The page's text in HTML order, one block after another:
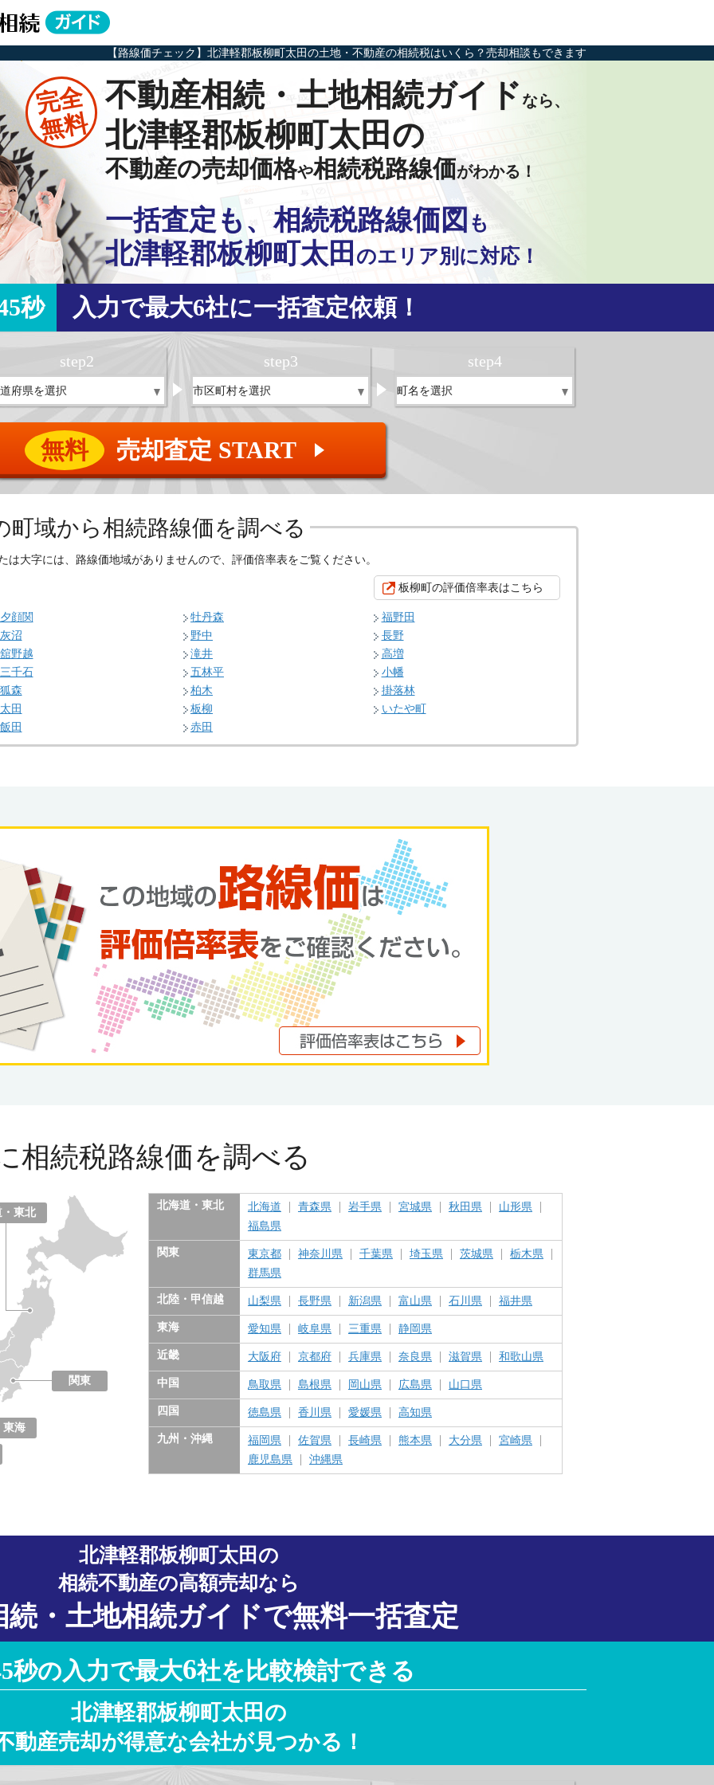
【路線価チェック】北津軽郡板柳町太田の土地・不動産の相続税はいくら？売却相談もできます
完全
無料
不動産相続・土地相続ガイドなら、
北津軽郡板柳町太田の
不動産の売却価格や相続税路線価がわかる！
一括査定も、相続税路線価図 も
北津軽郡板柳町太田 のエリア別に対応！
秒 入力で最大6社に一括査定依頼！
step2 step3 step4
無料 売却査定 START ▲
町域から相続路線価を調べる
は大字には、路線価地域がありませんので、評価倍率表をご覧ください。
板柳町の評価倍率表はこちら
夕顔関 牡丹森
福野田
灰沼
野中
長野
舘野越
滝井
高増
三千石
五林平
小幡
狐森
柏木
掛落林
太田
板柳
いたや町
飯田
赤田
相続税路線価を調べる
東北
関東
東海
知県
阜県
重県
岡県
北海道・東北 北海道 青森県 岩手県 宮城県 秋田県
山形県
福島県
関東 東京都 神奈川県 千葉県 埼玉県 茨城県
栃木県
群馬県
北陸・甲信越 山梨県 長野県 新潟県 富山県 石川県 福井県
東海 愛知県 岐阜県 三重県 静岡県
近畿 大阪府 京都府 兵庫県 奈良県 滋賀県 和歌山県
中国 鳥取県 島根県 岡山県 広島県 山口県
四国 徳島県 香川県 愛媛県 高知県
九州・沖縄 福岡県 佐賀県 長崎県 熊本県 大分県
宮崎県
鹿児島県
沖縄県
北津軽郡板柳町太田の
相続不動産の高額売却なら
続・土地相続ガイドで無料一括査定
秒の入力で最大6社を比較検討できる
北津軽郡板柳町太田の
動産売却が得意な会社が見つかる！